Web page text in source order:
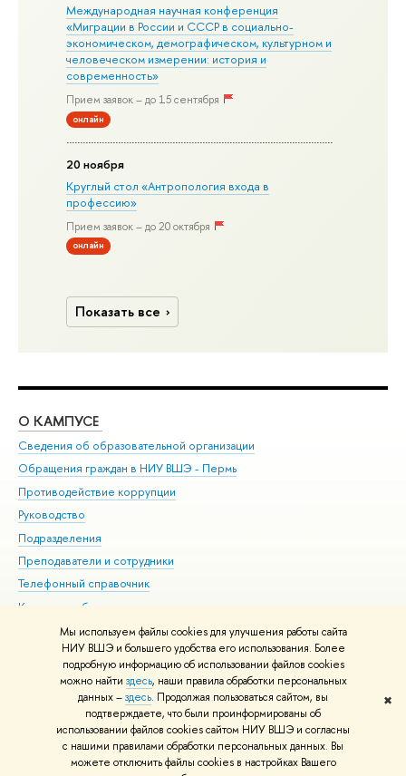
Мы используем файлы cookies для улучшения работы сайта
НИУ ВШЭ и большего удобства его использования. Более
подробную информацию об использовании файлов cookies
можно найти здесь, наши правила обработки персональных
данных –здесь. Продолжая пользоваться сайтом, вы
подтверждаете, что были проинформированы об
использовании файлов cookies сайтом НИУ ВШЭ и согласны
с нашими правилами обработки персональных данных. Вы
можете отключить файлы cookies в настройках Вашего
✖
Международная научная конференция
«Миграции в Росcии и СССР в социально-
экономическом, демографическом, культурном и
человеческом измерении: история и
современность»
Прием заявок – до 15 сентября
онлайн
20 ноября
Круглый стол «Антропология входа в
профессию»
Прием заявок – до 20 октября
онлайн
Показать все
О КАМПУСЕ
Сведения об образовательной организации
Обращения граждан в НИУ ВШЭ - Пермь
Противодействие коррупции
Руководство
Подразделения
Преподаватели и сотрудники
Телефонный справочник
Корпуса и общежития
ВШЭ для студентов с ограниченными возможностями
здоровья и инвалидностью
Единая платежная страница
© НИУ ВШЭ 1993–2026 Условия использования материалов Адреса
и контакты Карта сайта
Шрифты HSE Sans и HSE Slab разработаны вШколе дизайна НИУ ВШЭ